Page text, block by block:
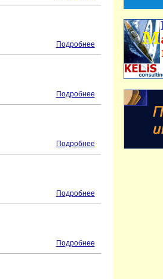
Подробнее
Подробнее
Подробнее
Подробнее
Подробнее